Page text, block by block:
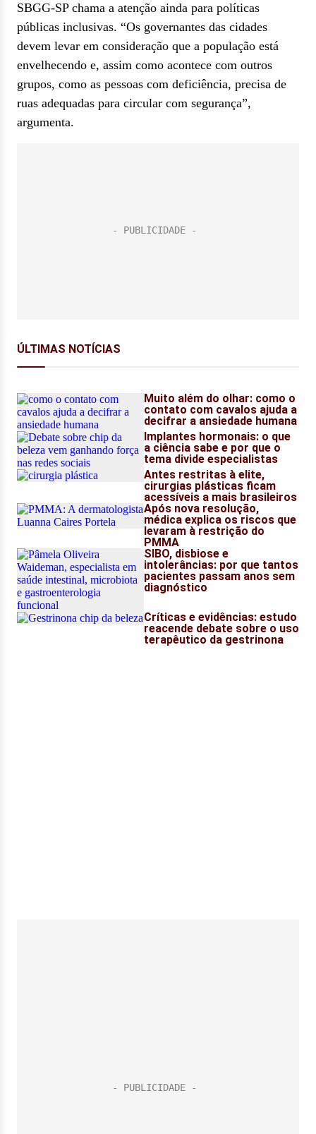
SBGG-SP chama a atenção ainda para políticas
públicas inclusivas. “Os governantes das cidades
devem levar em consideração que a população está
envelhecendo e, assim como acontece com outros
grupos, como as pessoas com deficiência, precisa de
ruas adequadas para circular com segurança”,
argumenta.